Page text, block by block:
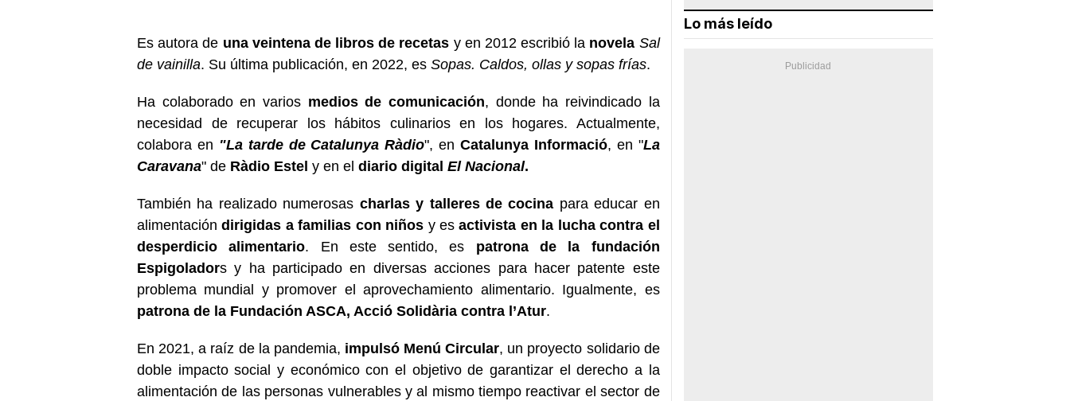
Es autora de una veintena de libros de recetas y en 2012 escribió la novela Sal
de vainilla. Su última publicación, en 2022, es Sopas. Caldos, ollas y sopas frías.
Ha colaborado en varios medios de comunicación, donde ha reivindicado la
necesidad de recuperar los hábitos culinarios en los hogares. Actualmente,
colabora en "La tarde de Catalunya Ràdio", en Catalunya Informació, en "La
Caravana" de Ràdio Estel y en el diario digital El Nacional.
También ha realizado numerosas charlas y talleres de cocina para educar en
alimentacióndirigidas a familias con niños y esactivista en la lucha contra el
desperdicio alimentario. En este sentido, es patrona de la fundación
Espigoladors y ha participado en diversas acciones para hacer patente este
problema mundial y promover el aprovechamiento alimentario. Igualmente, es
patrona de la Fundación ASCA, Acció Solidària contra l’Atur.
En 2021, a raíz de la pandemia, impulsó Menú Circular, un proyecto solidario de
doble impacto social y económico con el objetivo de garantizar el derecho a la
alimentación de las personas vulnerables y al mismo tiempo reactivar el sector de
Lo más leído